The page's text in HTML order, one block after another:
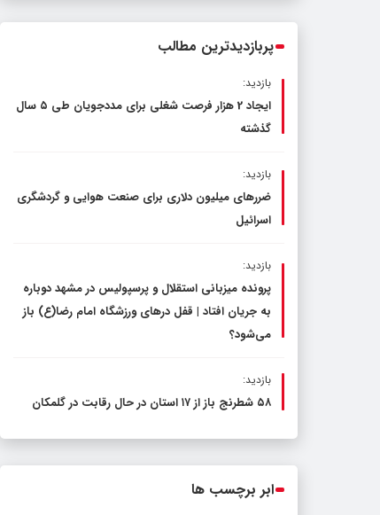
پربازدیدترین مطالب
بازدید:
ایجاد 2 هزار فرصت شغلی برای مددجویان طی ۵ سال
گذشته
بازدید:
ضررهای میلیون دلاری برای صنعت هوایی و گردشگری
اسرائیل
بازدید:
پرونده میزبانی استقلال و پرسپولیس در مشهد دوباره
به جریان افتاد | قفل در‌های ورزشگاه امام رضا(ع) باز
می‌شود؟
بازدید:
۵۸ شطرنج‌ باز از ۱۷ استان در حال رقابت در گلمکان
ابر برچسب ها